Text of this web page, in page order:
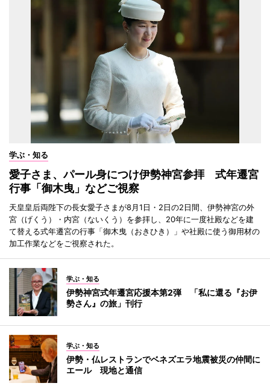
学ぶ・知る
愛子さま、パール身につけ伊勢神宮参拝 式年遷宮
行事「御木曳」などご視察
天皇皇后両陛下の長女愛子さまが8月1日・2日の2日間、伊勢神宮の外
宮（げくう）・内宮（ないくう）を参拝し、20年に一度社殿などを建
て替える式年遷宮の行事「御木曳（おきひき）」や社殿に使う御用材の
加工作業などをご視察された。
学ぶ・知る
伊勢神宮式年遷宮応援本第2弾 「私に還る『お伊
勢さん』の旅」刊行
学ぶ・知る
伊勢・仏レストランでベネズエラ地震被災の仲間に
エール 現地と通信